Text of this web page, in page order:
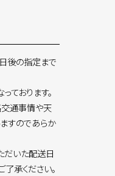
後の指定まで
ております。
通事情や天
すのであらか
だいた配送日
承ください。